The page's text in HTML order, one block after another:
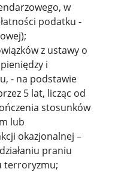
w
podatku -
z ustawy o
i
- na podstawie
5 lat, licząc od
stosunków
lub
okazjonalnej –
praniu
terroryzmu;